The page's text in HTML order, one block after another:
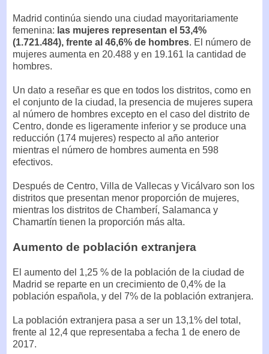
Madrid continúa siendo una ciudad mayoritariamente
femenina: las mujeres representan el 53,4%
(1.721.484), frente al 46,6% de hombres. El número de
mujeres aumenta en 20.488 y en 19.161 la cantidad de
hombres.
Un dato a reseñar es que en todos los distritos, como en
el conjunto de la ciudad, la presencia de mujeres supera
al número de hombres excepto en el caso del distrito de
Centro, donde es ligeramente inferior y se produce una
reducción (174 mujeres) respecto al año anterior
mientras el número de hombres aumenta en 598
efectivos.
Después de Centro, Villa de Vallecas y Vicálvaro son los
distritos que presentan menor proporción de mujeres,
mientras los distritos de Chamberí, Salamanca y
Chamartín tienen la proporción más alta.
Aumento de población extranjera
El aumento del 1,25 % de la población de la ciudad de
Madrid se reparte en un crecimiento de 0,4% de la
población española, y del 7% de la población extranjera.
La población extranjera pasa a ser un 13,1% del total,
frente al 12,4 que representaba a fecha 1 de enero de
2017.